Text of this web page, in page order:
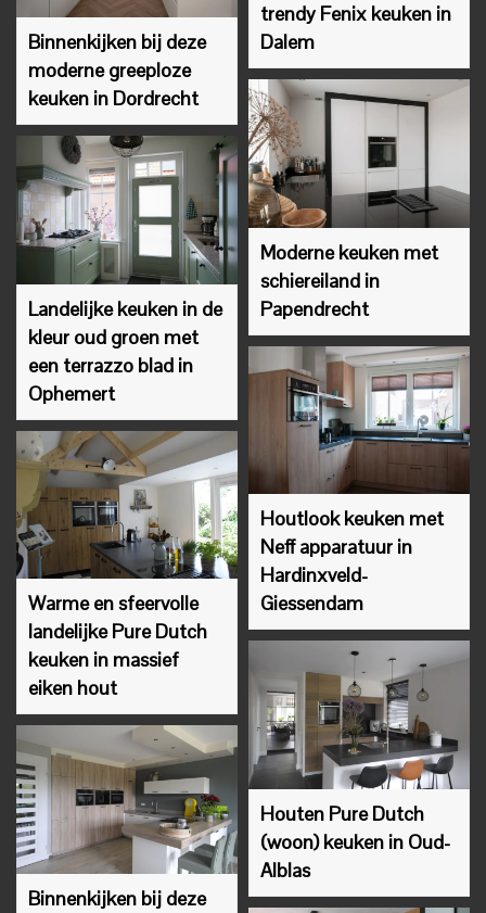
trendy Fenix keuken in
Dalem
Binnenkijken bij deze
moderne greeploze
keuken in Dordrecht
Moderne keuken met
schiereiland in
Papendrecht
Landelijke keuken in de
kleur oud groen met
een terrazzo blad in
Ophemert
Houtlook keuken met
Neff apparatuur in
Hardinxveld-
Giessendam
Warme en sfeervolle
landelijke Pure Dutch
keuken in massief
eiken hout
Houten Pure Dutch
(woon) keuken in Oud-
Alblas
Binnenkijken bij deze